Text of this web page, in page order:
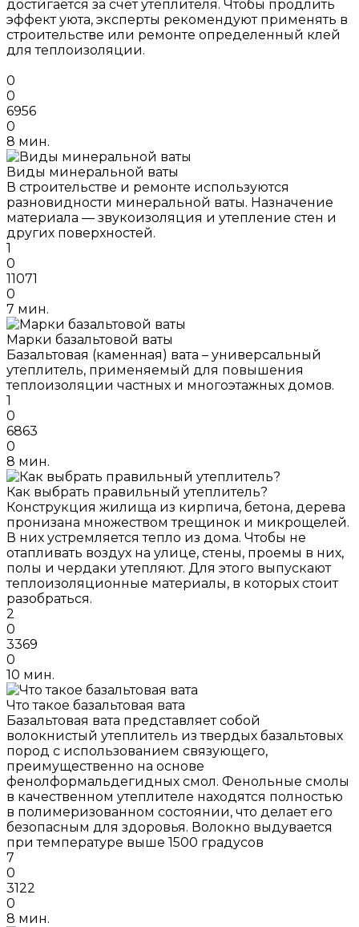
достигается за счет утеплителя. Чтобы продлить
эффект уюта, эксперты рекомендуют применять в
строительстве или ремонте определенный клей
для теплоизоляции.
0
0
6956
0
8 мин.
Виды минеральной ваты
В строительстве и ремонте используются
разновидности минеральной ваты. Назначение
материала — звукоизоляция и утепление стен и
других поверхностей.
1
0
11071
0
7 мин.
Марки базальтовой ваты
Базальтовая (каменная) вата – универсальный
утеплитель, применяемый для повышения
теплоизоляции частных и многоэтажных домов.
1
0
6863
0
8 мин.
Как выбрать правильный утеплитель?
Конструкция жилища из кирпича, бетона, дерева
пронизана множеством трещинок и микрощелей.
В них устремляется тепло из дома. Чтобы не
отапливать воздух на улице, стены, проемы в них,
полы и чердаки утепляют. Для этого выпускают
теплоизоляционные материалы, в которых стоит
разобраться.
2
0
3369
0
10 мин.
Что такое базальтовая вата
Базальтовая вата представляет собой
волокнистый утеплитель из твердых базальтовых
пород с использованием связующего,
преимущественно на основе
фенолформальдегидных смол. Фенольные смолы
в качественном утеплителе находятся полностью
в полимеризованном состоянии, что делает его
безопасным для здоровья. Волокно выдувается
при температуре выше 1500 градусов
7
0
3122
0
8 мин.